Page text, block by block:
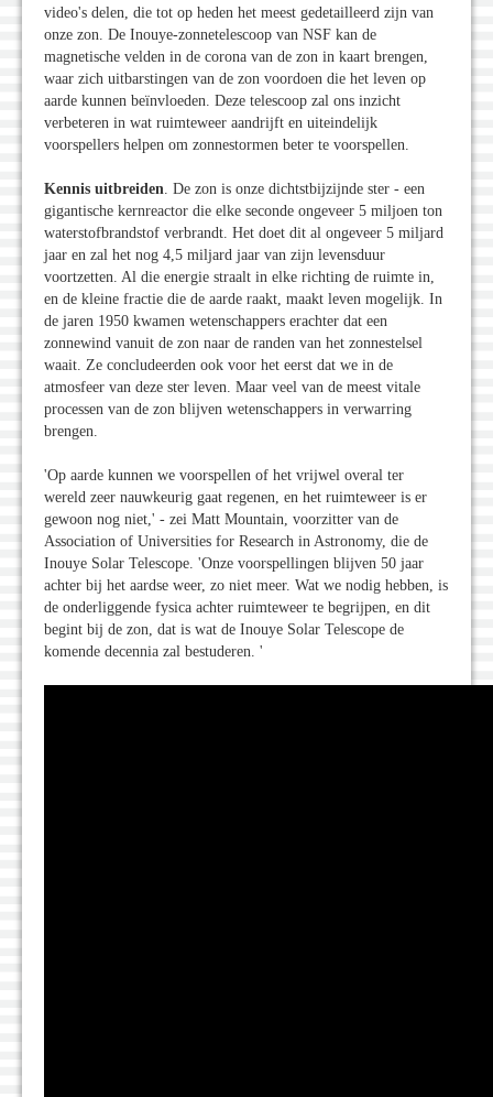
video's delen, die tot op heden het meest gedetailleerd zijn van
onze zon. De Inouye-zonnetelescoop van NSF kan de
magnetische velden in de corona van de zon in kaart brengen,
waar zich uitbarstingen van de zon voordoen die het leven op
aarde kunnen beïnvloeden. Deze telescoop zal ons inzicht
verbeteren in wat ruimteweer aandrijft en uiteindelijk
voorspellers helpen om zonnestormen beter te voorspellen.
Kennis uitbreiden . De zon is onze dichtstbijzijnde ster - een
gigantische kernreactor die elke seconde ongeveer 5 miljoen ton
waterstofbrandstof verbrandt. Het doet dit al ongeveer 5 miljard
jaar en zal het nog 4,5 miljard jaar van zijn levensduur
voortzetten. Al die energie straalt in elke richting de ruimte in,
en de kleine fractie die de aarde raakt, maakt leven mogelijk. In
de jaren 1950 kwamen wetenschappers erachter dat een
zonnewind vanuit de zon naar de randen van het zonnestelsel
waait. Ze concludeerden ook voor het eerst dat we in de
atmosfeer van deze ster leven. Maar veel van de meest vitale
processen van de zon blijven wetenschappers in verwarring
brengen.
'Op aarde kunnen we voorspellen of het vrijwel overal ter
wereld zeer nauwkeurig gaat regenen, en het ruimteweer is er
gewoon nog niet,' - zei Matt Mountain, voorzitter van de
Association of Universities for Research in Astronomy, die de
Inouye Solar Telescope. 'Onze voorspellingen blijven 50 jaar
achter bij het aardse weer, zo niet meer. Wat we nodig hebben, is
de onderliggende fysica achter ruimteweer te begrijpen, en dit
begint bij de zon, dat is wat de Inouye Solar Telescope de
komende decennia zal bestuderen. '